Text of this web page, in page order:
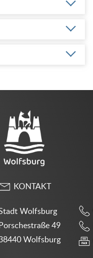
KONTAKT
Wolfsburg
Porschestraße 49
Wolfsburg